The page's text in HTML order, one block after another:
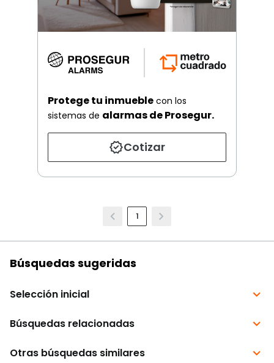
Protege tu inmueble con los
sistemas de alarmas de Prosegur.
Cotizar
1